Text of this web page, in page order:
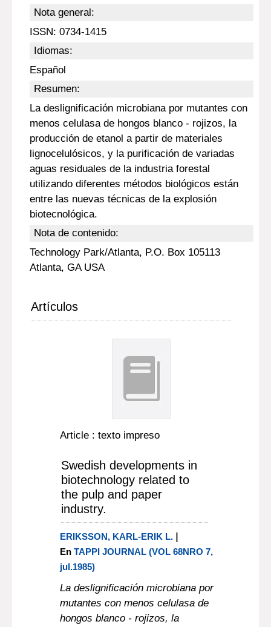
Nota general:
ISSN: 0734-1415
Idiomas:
Español
Resumen:
La deslignificación microbiana por mutantes con
menos celulasa de hongos blanco - rojizos, la
producción de etanol a partir de materiales
lignocelulósicos, y la purificación de variadas
aguas residuales de la industria forestal
utilizando diferentes métodos biológicos están
entre las nuevas técnicas de la explosión
biotecnológica.
Nota de contenido:
Technology Park/Atlanta, P.O. Box 105113
Atlanta, GA USA
Artículos
Article : texto impreso
Swedish developments in
biotechnology related to
the pulp and paper
industry.
ERIKSSON, KARL-ERIK L. |
En TAPPI JOURNAL (VOL 68NRO 7,
jul.1985)
La deslignificación microbiana por
mutantes con menos celulasa de
hongos blanco - rojizos, la